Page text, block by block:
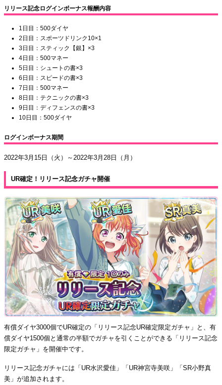
リリース記念ログインボーナス報酬内容
1日目：500ダイヤ
2日目：スポーツドリンク10×1
3日目：スティック【銀】×3
4日目：500マネー
5日目：シュートの書×3
6日目：スピードの書×3
7日目：500マネー
8日目：テクニックの書×3
9日目：ディフェンスの書×3
10日目：500ダイヤ
ログインボーナス期間
2022年3月15日（火）～2022年3月28日（月）
UR確定！リリース記念ガチャ開催
有償ダイヤ3000個でUR確定の「リリース記念UR確定限定ガチャ」と、有
償ダイヤ1500個と通常の半額でガチャを引くことができる「リリース記念
限定ガチャ」を開催中です。
リリース記念ガチャには「UR水沢愛佳」「UR神宮寺美咲」「SR小野真
美」が追加されます。